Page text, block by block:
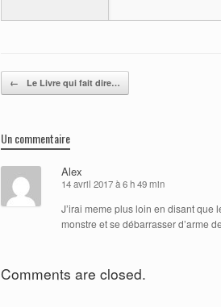
Post navigation
← Le Livre qui fait dire…
Un commentaire
Alex
14 avril 2017 à 6 h 49 min
J’irai meme plus loin en disant que
monstre et se débarrasser d’arme
Comments are closed.